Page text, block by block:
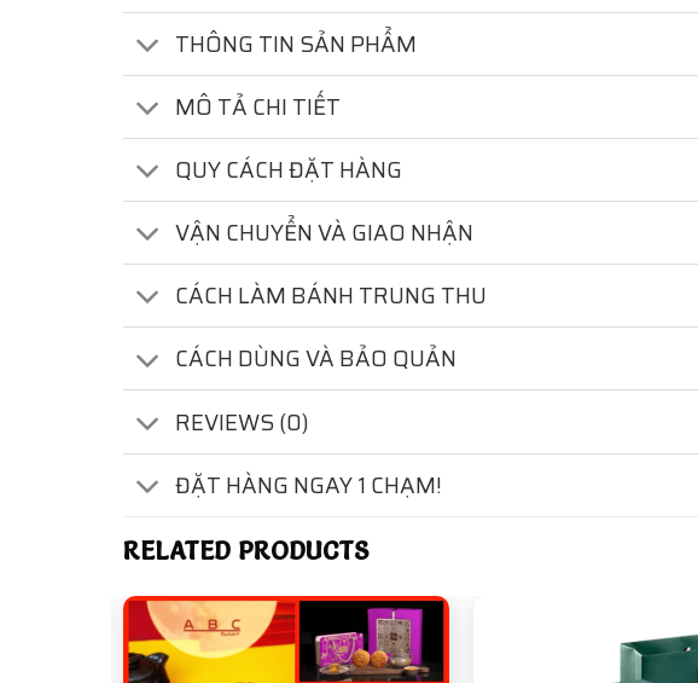
THÔNG TIN SẢN PHẨM
MÔ TẢ CHI TIẾT
QUY CÁCH ĐẶT HÀNG
VẬN CHUYỂN VÀ GIAO NHẬN
CÁCH LÀM BÁNH TRUNG THU
CÁCH DÙNG VÀ BẢO QUẢN
REVIEWS (0)
ĐẶT HÀNG NGAY 1 CHẠM!
RELATED PRODUCTS